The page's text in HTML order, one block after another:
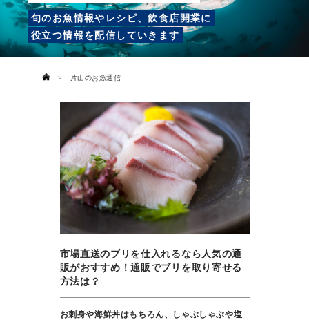
旬のお魚情報やレシピ、飲食店開業に
役立つ情報を配信していきます
> 片山のお魚通信
市場直送のブリを仕入れるなら人気の通
販がおすすめ！通販でブリを取り寄せる
方法は？
お刺身や海鮮丼はもちろん、しゃぶしゃぶや塩